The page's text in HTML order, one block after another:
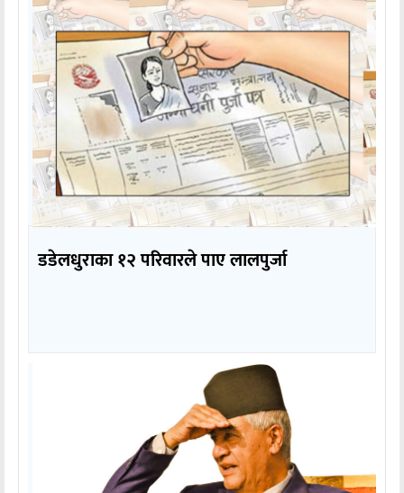
डडेलधुराका १२ परिवारले पाए लालपुर्जा